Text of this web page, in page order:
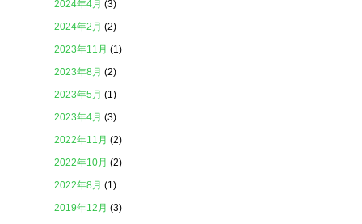
2024年4月 (3)
2024年2月 (2)
2023年11月 (1)
2023年8月 (2)
2023年5月 (1)
2023年4月 (3)
2022年11月 (2)
2022年10月 (2)
2022年8月 (1)
2019年12月 (3)